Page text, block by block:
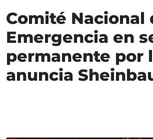
Comité Nacional
Emergencia en
permanente por
anuncia